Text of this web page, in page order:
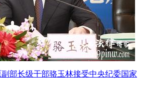
部长级干部骆玉林接受中央纪委国家